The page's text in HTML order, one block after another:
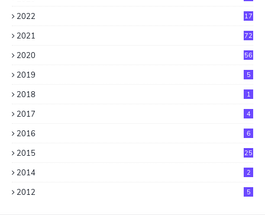
2022 17
2021 72
2020 56
2019 5
2018 1
2017 4
2016 6
2015 25
2014 2
2012 5